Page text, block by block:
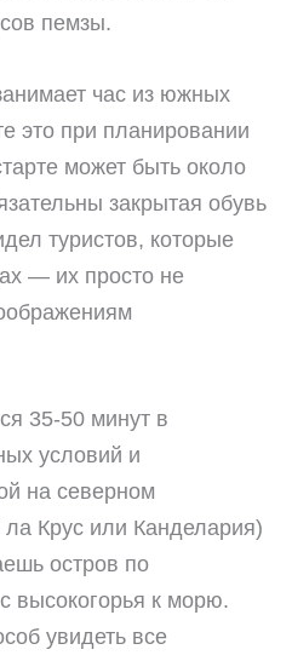
пемзы.
час из южных
это при планировании
может быть около
закрытая обувь
туристов, которые
— их просто не
35-50 минут в
условий и
на северном
Крус или Канделария)
остров по
высокогорья к морю.
увидеть все